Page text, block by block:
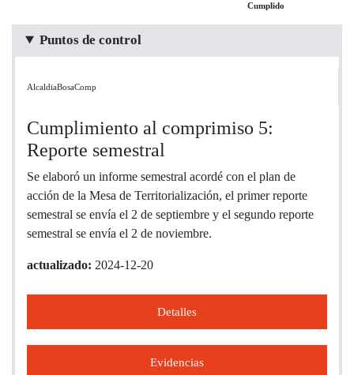
Cumplido
Puntos de control
AlcaldiaBosaComp
Cumplimiento al comprimiso 5:
Reporte semestral
Se elaboró un informe semestral acordé con el plan de
acción de la Mesa de Territorialización, el primer reporte
semestral se envía el 2 de septiembre y el segundo reporte
semestral se envía el 2 de noviembre.
actualizado: 2024-12-20
Detalles
Evidencias